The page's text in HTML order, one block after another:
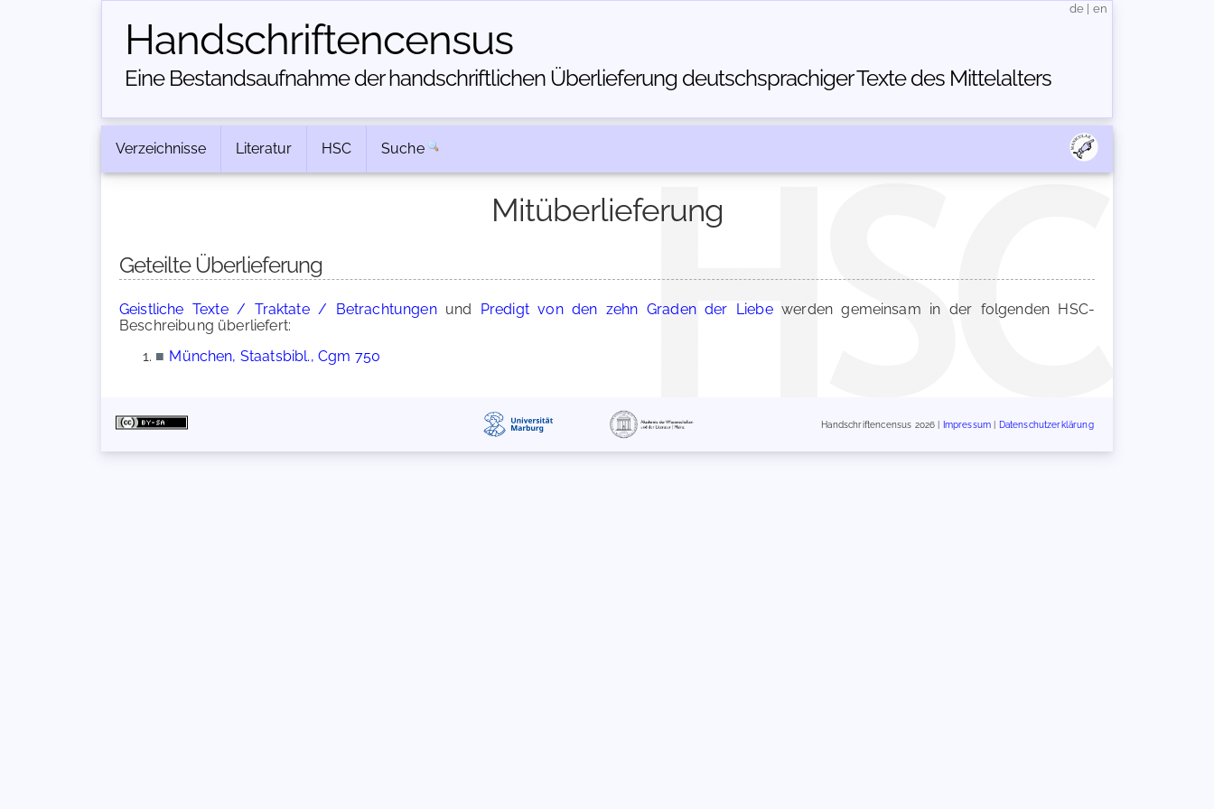
Handschriften­census
Eine Bestandsaufnahme der handschriftlichen Über­lieferung deutschsprachiger Texte des Mittelalters
de en
Verzeichnisse Literatur HSC Suche
Mitüberlieferung
Geteilte Überlieferung
Geistliche Texte / Traktate / Betrachtungenund Predigt von den zehn Graden der Liebewerden gemeinsam in der folgenden HSC-
Beschreibung überliefert:
■ München, Staatsbibl., Cgm 750
Handschriftencensus 2026 | Impressum Datenschutzerklärung